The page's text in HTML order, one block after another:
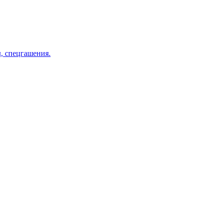
спецгашения.